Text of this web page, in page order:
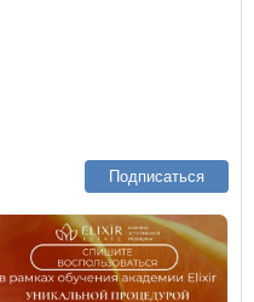
Подписаться